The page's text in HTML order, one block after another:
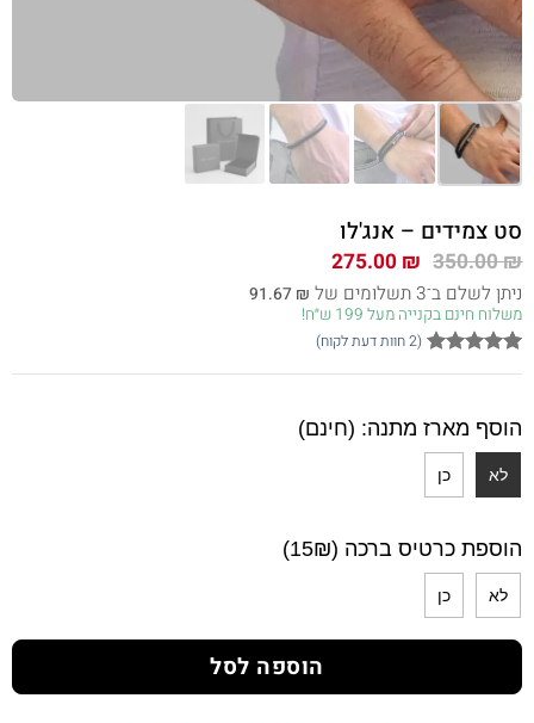
סט צמידים – אנג'לו
350.00₪ המחיר
המקורי
היה:
350.00 ₪.
275.00₪ המחיר
הנוכחי
הוא:
275.00 ₪.
ניתן לשלם ב־3 תשלומים של 91.67₪
משלוח חינם בקנייה מעל 199 ש״ח!
דירוגים של
לקוחות
(
2חוות דעת לקוח)
הוסף מארז מתנה: (חינם)
לא כן
הוספת כרטיס ברכה (15₪)
לא כן
הוספה לסל